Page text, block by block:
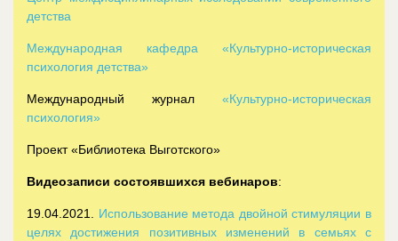
детства
Международная кафедра «Культурно-историческая
психология детства»
Международный журнал «Культурно-историческая
психология»
Проект «Библиотека Выготского»
Видеозаписи состоявшихся вебинаров:
19.04.2021. Использование метода двойной стимуляции в
целях достижения позитивных изменений в семьях с